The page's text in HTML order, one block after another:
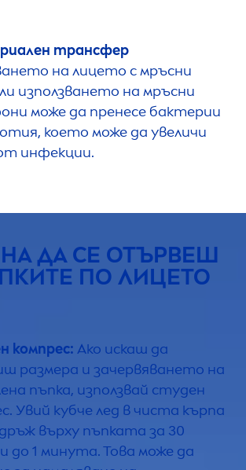
трансфер
на лицето с мръсни
използването на мръсни
може да пренесе бактерии
което може да увеличи
инфекции.
ДА СЕ ОТЪРВЕШ
ПО ЛИЦЕТО
компрес: Ако искаш да
размера и зачервяването на
пъпка, използвай студен
Увий кубче лед в чиста кърпа
върху пъпката за 30
до 1 минута. Това може да